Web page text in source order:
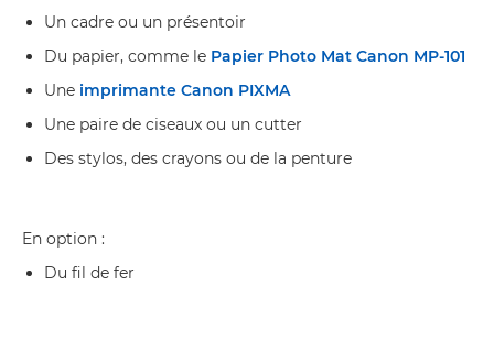
Un cadre ou un présentoir
Du papier, comme le Papier Photo Mat Canon MP-101
Une imprimante Canon PIXMA
Une paire de ciseaux ou un cutter
Des stylos, des crayons ou de la penture
En option :
Du fil de fer